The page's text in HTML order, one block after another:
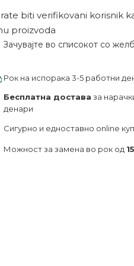
biti verifikovani korisnik
proizvoda
Зачувајте во списокот со
Рок на испорака 3-5 работни
Бесплатна достава за
денари
Сигурно и едноставно online
Можност за замена во рок од